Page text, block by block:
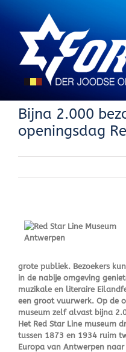
Bijna 2.000
openingsdag
grote publiek. Bezoekers
in de nabije omgeving
muzikale en literaire
een groot vuurwerk. Op de
museum zelf alvast bijna
Het Red Star Line museum
tussen 1873 en 1934 ruim
Europa van Antwerpen